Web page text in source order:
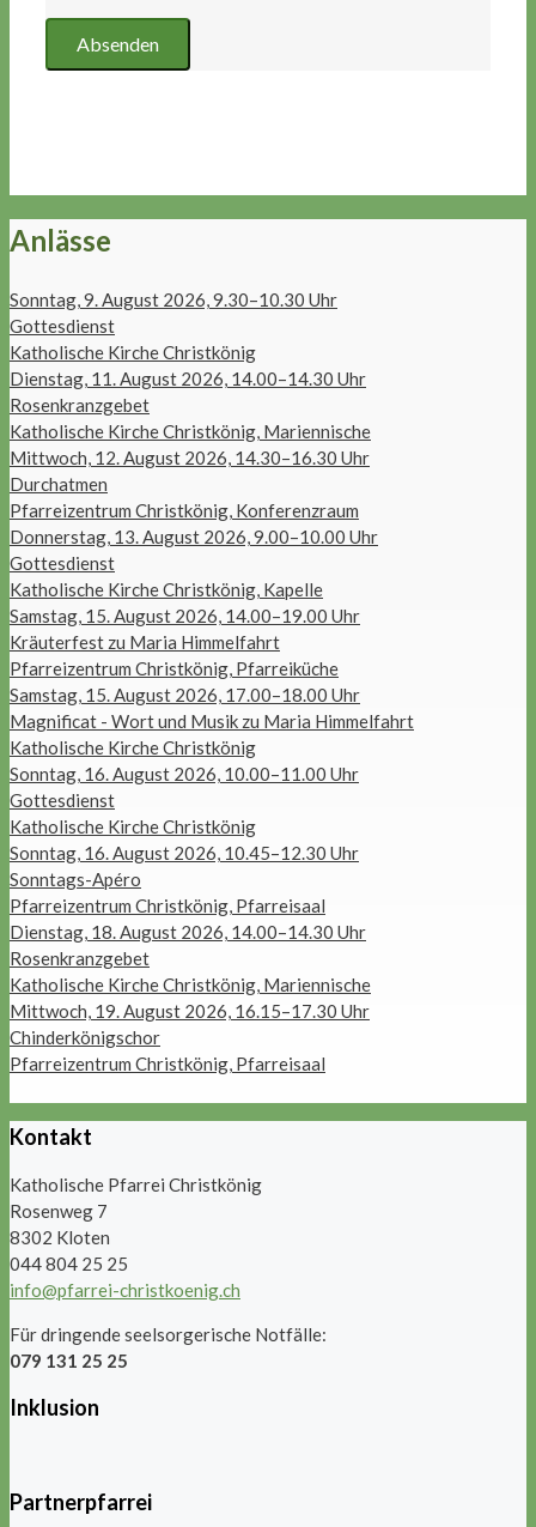
Anlässe
Sonntag, 9. August 2026, 9.30–10.30 Uhr
Gottesdienst
Katholische Kirche Christkönig
Dienstag, 11. August 2026, 14.00–14.30 Uhr
Rosenkranzgebet
Katholische Kirche Christkönig, Mariennische
Mittwoch, 12. August 2026, 14.30–16.30 Uhr
Durchatmen
Pfarreizentrum Christkönig, Konferenzraum
Donnerstag, 13. August 2026, 9.00–10.00 Uhr
Gottesdienst
Katholische Kirche Christkönig, Kapelle
Samstag, 15. August 2026, 14.00–19.00 Uhr
Kräuterfest zu Maria Himmelfahrt
Pfarreizentrum Christkönig, Pfarreiküche
Samstag, 15. August 2026, 17.00–18.00 Uhr
Magnificat - Wort und Musik zu Maria Himmelfahrt
Katholische Kirche Christkönig
Sonntag, 16. August 2026, 10.00–11.00 Uhr
Gottesdienst
Katholische Kirche Christkönig
Sonntag, 16. August 2026, 10.45–12.30 Uhr
Sonntags-Apéro
Pfarreizentrum Christkönig, Pfarreisaal
Dienstag, 18. August 2026, 14.00–14.30 Uhr
Rosenkranzgebet
Katholische Kirche Christkönig, Mariennische
Mittwoch, 19. August 2026, 16.15–17.30 Uhr
Chinderkönigschor
Pfarreizentrum Christkönig, Pfarreisaal
Kontakt
Katholische Pfarrei Christkönig
Rosenweg 7
8302 Kloten
044 804 25 25
info@pfarrei-christkoenig.ch
Für dringende seelsorgerische Notfälle:
079 131 25 25
Inklusion
Partnerpfarrei